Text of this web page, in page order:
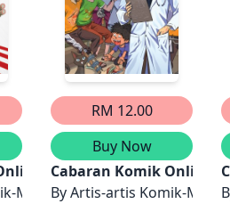
Zombifikasi
Malaysia (CKOM): Tentera
M
RM 12.00
Buy Now
Cabaran Komik Online
ByArtis-artis Komik-M